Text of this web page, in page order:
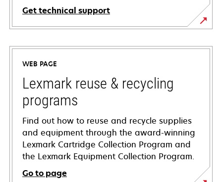
Get technical support
opens
in
new
tab
WEB PAGE
Lexmark reuse & recycling
programs
Find out how to reuse and recycle supplies
and equipment through the award-winning
Lexmark Cartridge Collection Program and
the Lexmark Equipment Collection Program.
Go to page